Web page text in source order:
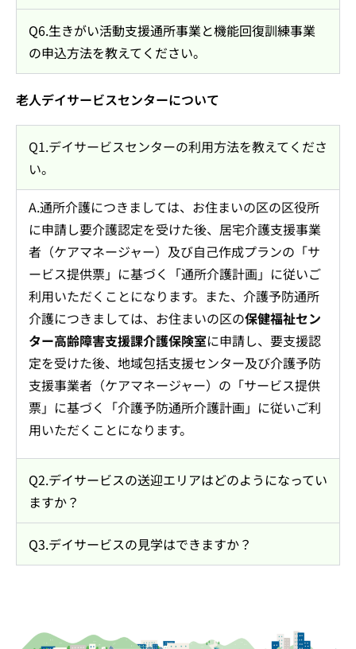
Q6.生きがい活動支援通所事業と機能回復訓練事業
の申込方法を教えてください。
老人デイサービスセンターについて
Q1.デイサービスセンターの利用方法を教えてくださ
い。
A.通所介護につきましては、お住まいの区の区役所
に申請し要介護認定を受けた後、居宅介護支援事業
者（ケアマネージャー）及び自己作成プランの「サ
ービス提供票」に基づく「通所介護計画」に従いご
利用いただくことになります。また、介護予防通所
介護につきましては、お住まいの区の保健福祉セン
ター高齢障害支援課介護保険室に申請し、要支援認
定を受けた後、地域包括支援センター及び介護予防
支援事業者（ケアマネージャー）の「サービス提供
票」に基づく「介護予防通所介護計画」に従いご利
用いただくことになります。
Q2.デイサービスの送迎エリアはどのようになってい
ますか？
Q3.デイサービスの見学はできますか？